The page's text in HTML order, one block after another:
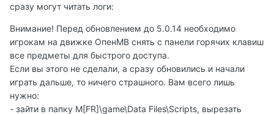
сразу могут читать логи:
Внимание! Перед обновлением до 5.0.14 необходимо
игрокам на движке ОпенМВ снять с панели горячих клавиш
все предметы для быстрого доступа.
Если вы этого не сделали, а сразу обновились и начали
играть дальше, то ничего страшного. Вам всего лишь
нужно:
- зайти в папку M[FR]\game\Data Files\Scripts, вырезать